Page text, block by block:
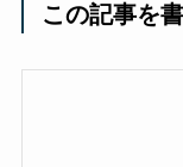
この記事を